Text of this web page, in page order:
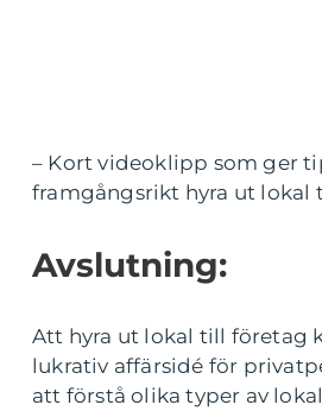
– Kort videoklipp som ger
framgångsrikt hyra ut lokal
Avslutning:
Att hyra ut lokal till företag
lukrativ affärsidé för
att förstå olika typer av